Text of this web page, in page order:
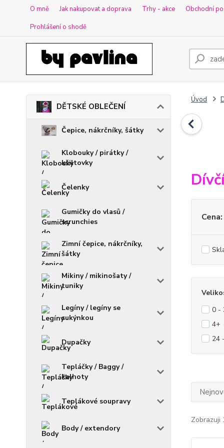
O mně Jak nakupovat a doprava Trhy - akce
Obchodní
Prohlášení o shodě
DĚTSKÉ OBLEČENÍ
Čepice, nákrčníky, šátky
Klobouky / pirátky /
kšiltovky
Čelenky
Gumičky do vlasů /
scrunchies
Zimní čepice, nákrčníky,
šátky
Mikiny / mikinošaty /
tuniky
Legíny / legíny se
sukýnkou
Dupačky
Tepláčky / Baggy /
kalhoty
Teplákové soupravy
Body / extendory
Úvod
Cena:
0 -
4+
24
Zobrazuji